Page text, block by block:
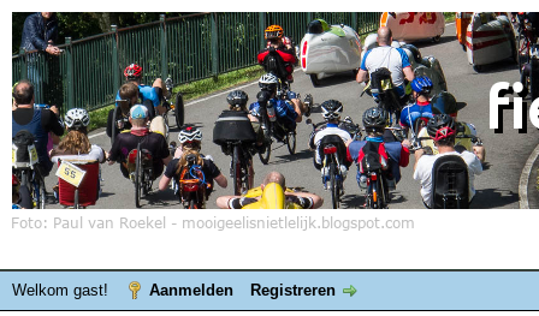
Welkom gast! Aanmelden Registreren